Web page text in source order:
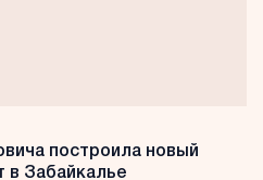
построила новый
Забайкалье